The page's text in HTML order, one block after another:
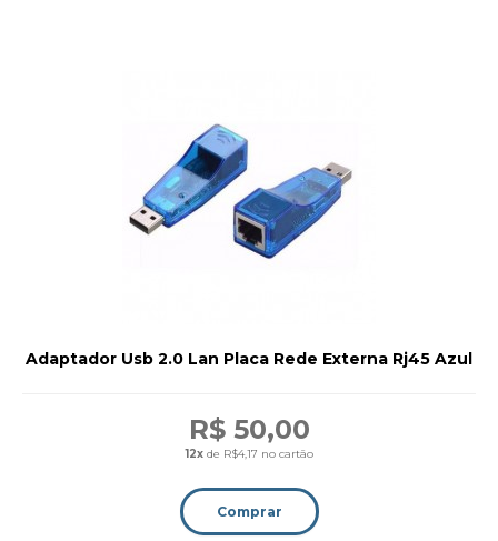
Adaptador Usb 2.0 Lan Placa Rede Externa Rj45 Azul
R$ 50,00
12xde R$4,17 no cartão
Comprar